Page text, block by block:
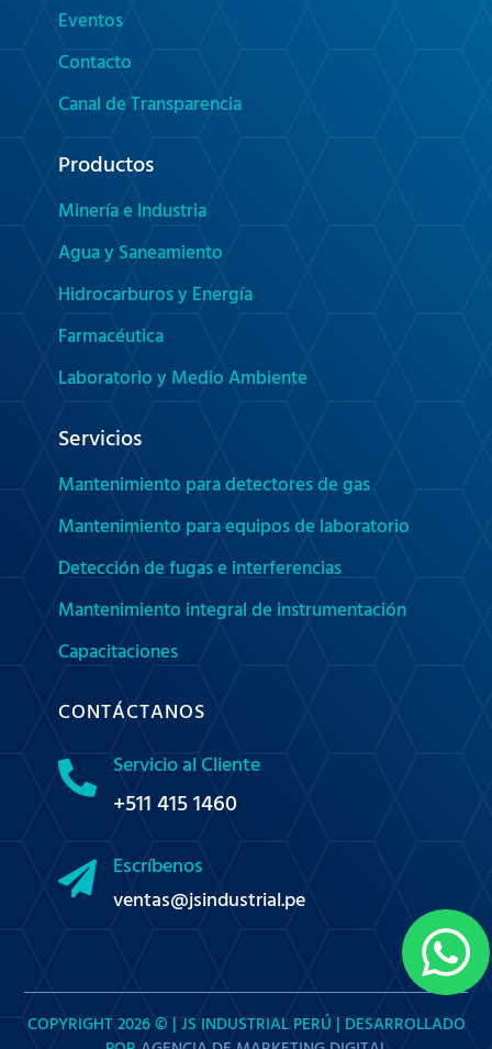
Eventos
Contacto
Canal de Transparencia
Productos
Minería e Industria
Agua y Saneamiento
Hidrocarburos y Energía
Farmacéutica
Laboratorio y Medio Ambiente
Servicios
Mantenimiento para detectores de gas
Mantenimiento para equipos de laboratorio
Detección de fugas e interferencias
Mantenimiento integral de instrumentación
Capacitaciones
CONTÁCTANOS
 Servicio al Cliente
+511 415 1460
 Escríbenos
ventas@jsindustrial.pe

COPYRIGHT 2026 © | JS INDUSTRIAL PERÚ | DESARROLLADO